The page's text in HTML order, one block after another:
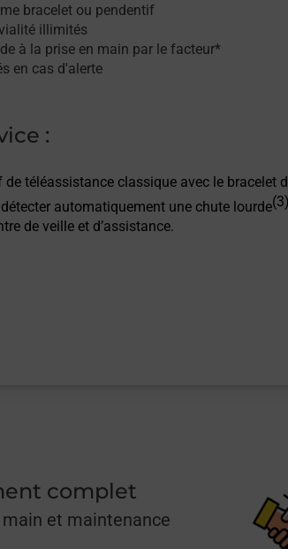
bracelet ou pendentif
illimités
à la prise en main par le facteur*
en cas d'alerte
:
téléassistance classique avec le bracelet
automatiquement une chute lourde(3)
de veille et d’assistance.
complet
et maintenance